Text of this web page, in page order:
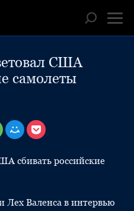
США
самолеты
сбивать российские
Валенса в интервью